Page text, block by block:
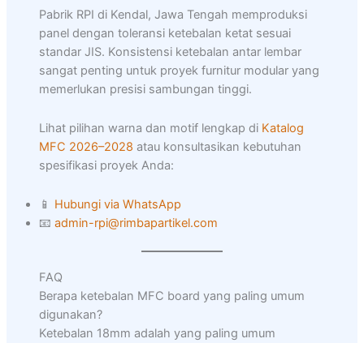
Pabrik RPI di Kendal, Jawa Tengah memproduksi
panel dengan toleransi ketebalan ketat sesuai
standar JIS. Konsistensi ketebalan antar lembar
sangat penting untuk proyek furnitur modular yang
memerlukan presisi sambungan tinggi.
Lihat pilihan warna dan motif lengkap di Katalog
MFC 2026–2028 atau konsultasikan kebutuhan
spesifikasi proyek Anda:
📱 Hubungi via WhatsApp
📧 admin-rpi@rimbapartikel.com
FAQ
Berapa ketebalan MFC board yang paling umum
digunakan?
Ketebalan 18mm adalah yang paling umum